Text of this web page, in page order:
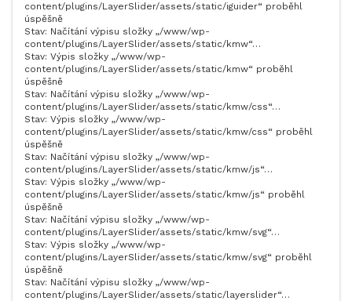
content/plugins/LayerSlider/assets/static/iguider“ proběhl
úspěšně
Stav: Načítání výpisu složky „/www/wp-
content/plugins/LayerSlider/assets/static/kmw“…
Stav: Výpis složky „/www/wp-
content/plugins/LayerSlider/assets/static/kmw“ proběhl
úspěšně
Stav: Načítání výpisu složky „/www/wp-
content/plugins/LayerSlider/assets/static/kmw/css“…
Stav: Výpis složky „/www/wp-
content/plugins/LayerSlider/assets/static/kmw/css“ proběhl
úspěšně
Stav: Načítání výpisu složky „/www/wp-
content/plugins/LayerSlider/assets/static/kmw/js“…
Stav: Výpis složky „/www/wp-
content/plugins/LayerSlider/assets/static/kmw/js“ proběhl
úspěšně
Stav: Načítání výpisu složky „/www/wp-
content/plugins/LayerSlider/assets/static/kmw/svg“…
Stav: Výpis složky „/www/wp-
content/plugins/LayerSlider/assets/static/kmw/svg“ proběhl
úspěšně
Stav: Načítání výpisu složky „/www/wp-
content/plugins/LayerSlider/assets/static/layerslider“…